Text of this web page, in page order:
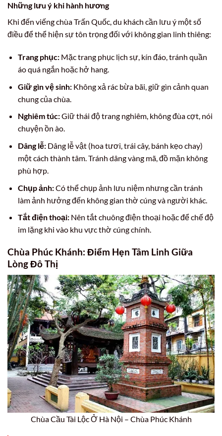
Những lưu ý khi hành hương
Khi đến viếng chùa Trấn Quốc, du khách cần lưu ý một số
điều để thể hiện sự tôn trọng đối với không gian linh thiêng:
Trang phục:Mặc trang phục lịch sự, kín đáo, tránh quần
áo quá ngắn hoặc hở hang.
Giữ gìn vệ sinh:Không xả rác bừa bãi, giữ gìn cảnh quan
chung của chùa.
Nghiêm túc:Giữ thái độ trang nghiêm, không đùa cợt, nói
chuyện ồn ào.
Dâng lễ:Dâng lễ vật (hoa tươi, trái cây, bánh kẹo chay)
một cách thành tâm. Tránh dâng vàng mã, đồ mặn không
phù hợp.
Chụp ảnh:Có thể chụp ảnh lưu niệm nhưng cần tránh
làm ảnh hưởng đến không gian thờ cúng và người khác.
Tắt điện thoại:Nên tắt chuông điện thoại hoặc để chế độ
im lặng khi vào khu vực thờ cúng chính.
Chùa Phúc Khánh: Điểm Hẹn Tâm Linh Giữa
Lòng Đô Thị
Chùa Cầu Tài Lộc Ở Hà Nội – Chùa Phúc Khánh